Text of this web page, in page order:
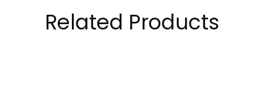
Related Products